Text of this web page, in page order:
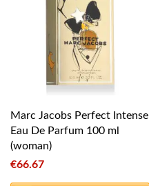
Marc Jacobs Perfect Intense
Eau De Parfum 100 ml
(woman)
€66.67